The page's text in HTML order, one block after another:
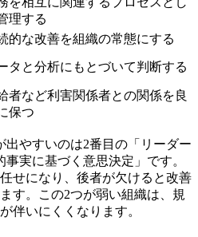
理する
的な改善を組織の常態にする
タと分析にもとづいて判断する
者など利害関係者との関係を良
保つ
出やすいのは2番目の「リーダー
実に基づく意思決定」です。
せになり、後者が欠けると改善
す。この2つが弱い組織は、規
伴いにくくなります。